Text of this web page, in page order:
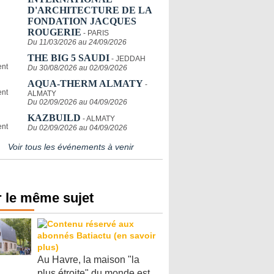
D'ARCHITECTURE DE LA
FONDATION JACQUES
ROUGERIE - PARIS
Du 11/03/2026 au 24/09/2026
THE BIG 5 SAUDI - JEDDAH
Du 30/08/2026 au 02/09/2026
AQUA-THERM ALMATY -
ALMATY
Du 02/09/2026 au 04/09/2026
KAZBUILD - ALMATY
Du 02/09/2026 au 04/09/2026
Voir tous les événements à venir
le même sujet
Au Havre, la maison "la